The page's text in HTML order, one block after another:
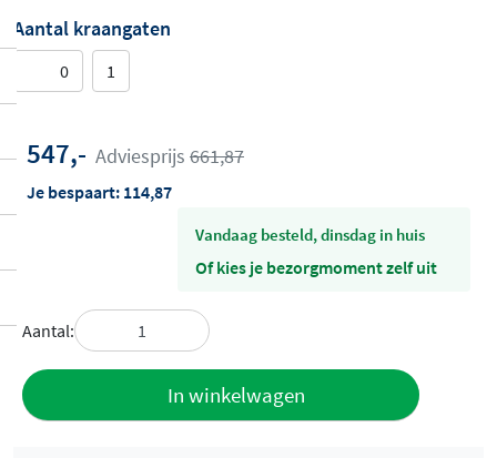
Aantal kraangaten
0 1
547,- Adviesprijs 661,87
Je bespaart: 114,87
vandaag besteld, dinsdag in huis
Of kies je bezorgmoment zelf uit
Aantal:
In winkelwagen